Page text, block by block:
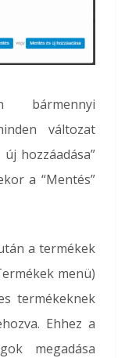
bármennyi
változat
hozzáadása”
a “Mentés”
a termékek
menü)
termékeknek
Ehhez a
megadása